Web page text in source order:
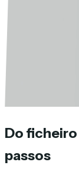
Do ficheiro
passos